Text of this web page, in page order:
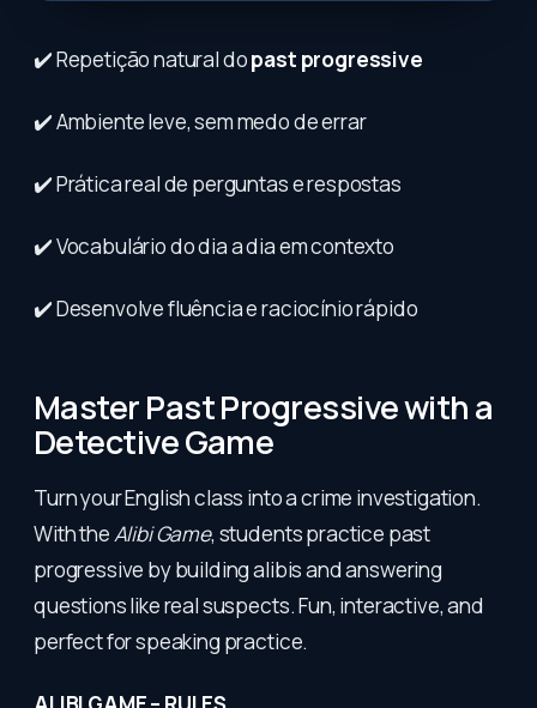
✔️ Repetição natural dopast progressive
✔️ Ambiente leve, sem medo de errar
✔️ Prática real de perguntas e respostas
✔️ Vocabulário do dia a dia em contexto
✔️ Desenvolve fluência e raciocínio rápido
Master Past Progressive with a
Detective Game
Turn your English class into a crime investigation.
With the Alibi Game, students practice past
progressive by building alibis and answering
questions like real suspects. Fun, interactive, and
perfect for speaking practice.